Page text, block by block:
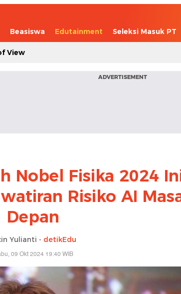
Beasiswa Edutainment Seleksi Masuk PT
View
ADVERTISEMENT
Nobel Fisika 2024
Risiko AI
Depan
Yulianti - detikEdu
09 Okt 2024 19:40 WIB